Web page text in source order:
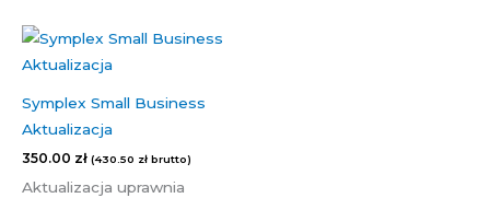
Symplex Small Business
Aktualizacja
350.00 zł (430.50 zł brutto)
Aktualizacja uprawnia